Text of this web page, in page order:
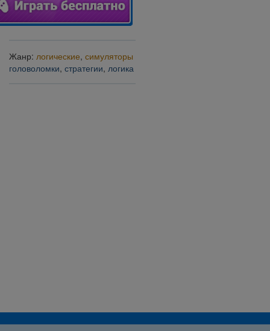
Жанр: логические, симуляторы
головоломки, стратегии, логика